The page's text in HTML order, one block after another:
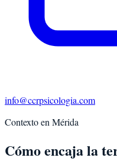
info@ccrpsicologia.com
Contexto en Mérida
Cómo encaja la